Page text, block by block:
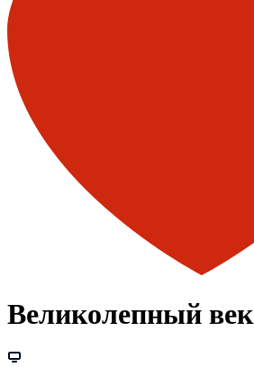
Великолепный век